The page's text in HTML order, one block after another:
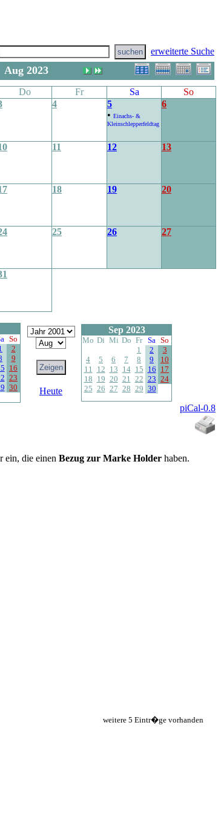
erweiterte Suche
Aug 2023
Do Fr Sa
So
4
5
• Einachs- &
Kleinschlepperfeldtag
6
11 12 13
18 19 20
25 26 27
So
2
9
16
23
30
Heute
Sep 2023
Mo Di Mi Do Fr Sa So
1
2
3
4
5 6 7 8 9
10
11 12 13 14 15 16 17
18 19 20 21 22 23 24
25 26 27 28 29 30
piCal-0.8
ein, die einen Bezug zur Marke Holder haben.
weitere 5 Eintr�ge vorhanden